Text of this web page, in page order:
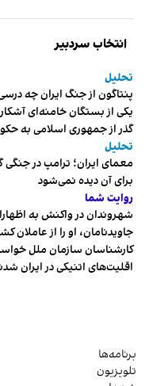
انتخاب سردبیر
تحلیل
پنتاگون از جنگ ایران چه
یکی از بستگان خامنه‌ای
گذر از جمهوری اسلامی به
تحلیل
معمای ایران؛ ترامپ در جنگی
برای آن دیده نمی‌شود
روایت شما
شهروندان در واکنش به
جاویدنامان، او را از عاملان
کارشناسان سازمان ملل
اقلیت‌های اتنیکی در ایران
برنامه‌ها
تلویزیون